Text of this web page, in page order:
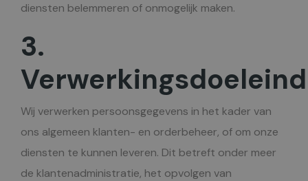
diensten belemmeren of onmogelijk maken.
3.
Wij verwerken persoonsgegevens in het kader van
ons algemeen klanten- en orderbeheer, of om onze
diensten te kunnen leveren. Dit betreft onder meer
de klantenadministratie, het opvolgen van